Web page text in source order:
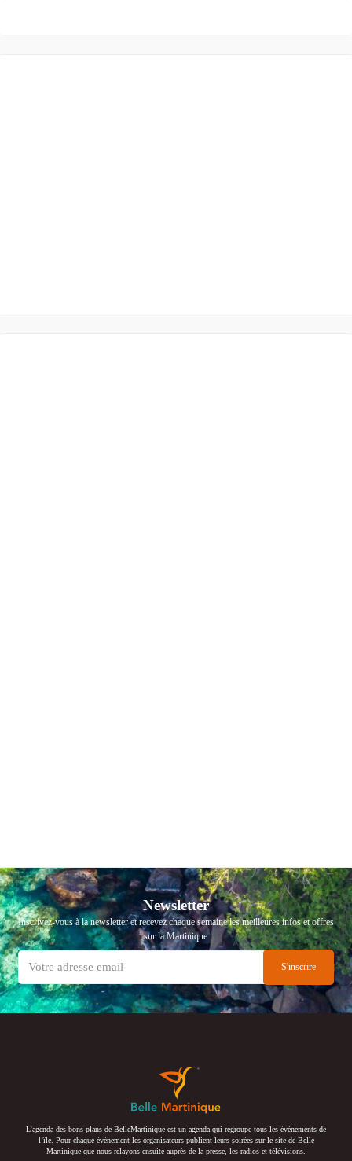
Newsletter
Inscrivez-vous à la newsletter et recevez chaque semaine les meilleures infos et offres
sur la Martinique
L’agenda des bons plans de BelleMartinique est un agenda qui regroupe tous les événements de
l’île. Pour chaque événement les organisateurs publient leurs soirées sur le site de Belle
Martinique que nous relayons ensuite auprès de la presse, les radios et télévisions.